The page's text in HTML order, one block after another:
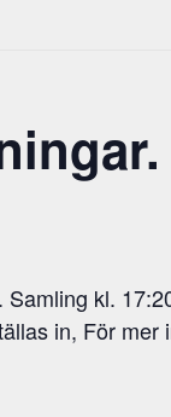
kl.
in, För